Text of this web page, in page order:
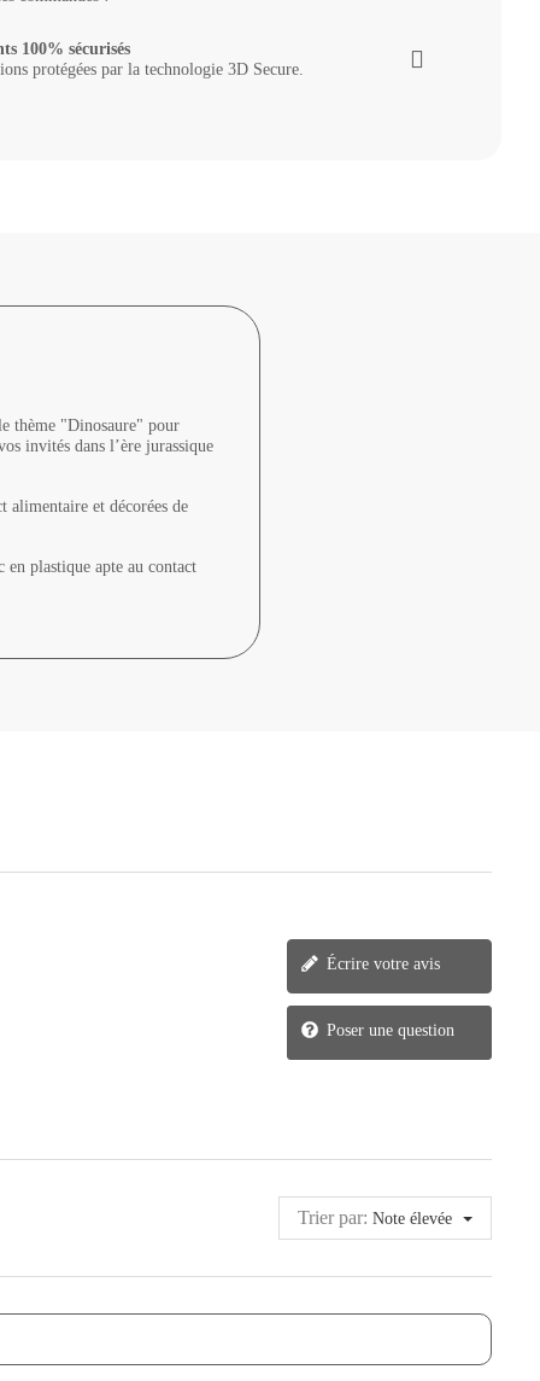
100% sécurisés
protégées par la technologie 3D Secure.
thème "Dinosaure" pour
invités dans l’ère jurassique
alimentaire et décorées de
plastique apte au contact
Écrire votre avis
Poser une question
Trier par: Note élevée